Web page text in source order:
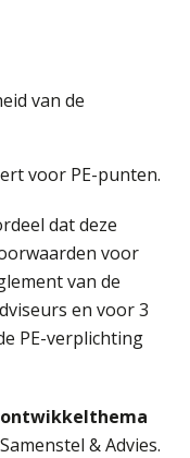
van de
voor PE-punten.
dat deze
voor
van de
en voor 3
PE-verplichting
ontwikkelthema
& Advies.